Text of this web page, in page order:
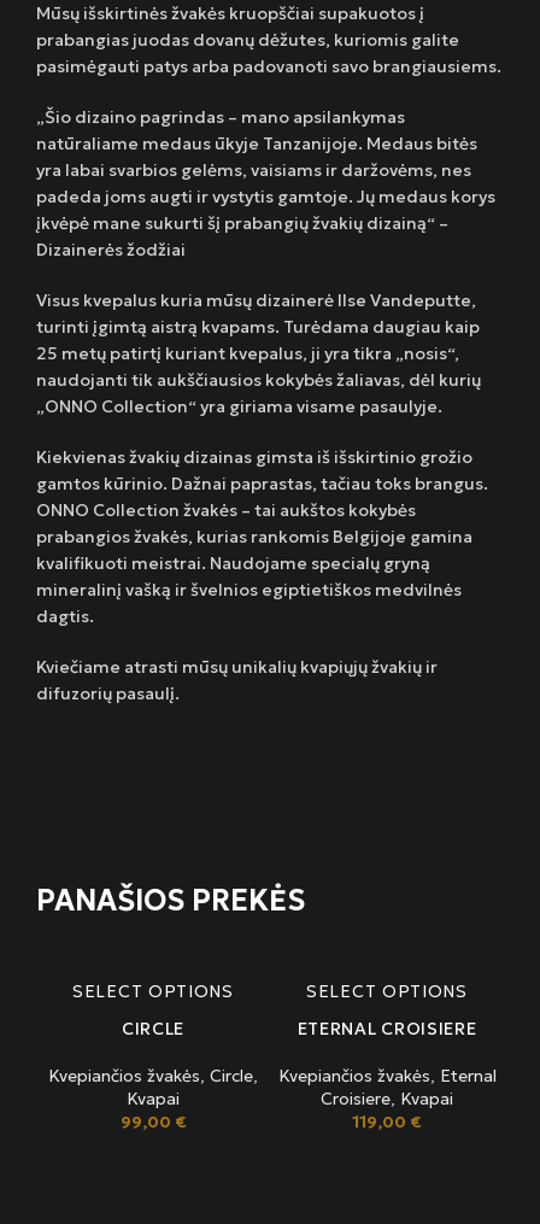
Mūsų išskirtinės žvakės kruopščiai supakuotos į
prabangias juodas dovanų dėžutes, kuriomis galite
pasimėgauti patys arba padovanoti savo brangiausiems.
„Šio dizaino pagrindas – mano apsilankymas
natūraliame medaus ūkyje Tanzanijoje. Medaus bitės
yra labai svarbios gelėms, vaisiams ir daržovėms, nes
padeda joms augti ir vystytis gamtoje. Jų medaus korys
įkvėpė mane sukurti šį prabangių žvakių dizainą“ –
Dizainerės žodžiai
Visus kvepalus kuria mūsų dizainerė Ilse Vandeputte,
turinti įgimtą aistrą kvapams. Turėdama daugiau kaip
25 metų patirtį kuriant kvepalus, ji yra tikra „nosis“,
naudojanti tik aukščiausios kokybės žaliavas, dėl kurių
„ONNO Collection“ yra giriama visame pasaulyje.
Kiekvienas žvakių dizainas gimsta iš išskirtinio grožio
gamtos kūrinio. Dažnai paprastas, tačiau toks brangus.
ONNO Collection žvakės – tai aukštos kokybės
prabangios žvakės, kurias rankomis Belgijoje gamina
kvalifikuoti meistrai. Naudojame specialų gryną
mineralinį vašką ir švelnios egiptietiškos medvilnės
dagtis.
Kviečiame atrasti mūsų unikalių kvapiųjų žvakių ir
difuzorių pasaulį.
PANAŠIOS PREKĖS
SELECT OPTIONS
CIRCLE
Kvepiančios žvakės, Circle,
Kvapai
99,00 €
SELECT OPTIONS
ETERNAL CROISIERE
Kvepiančios žvakės, Eternal
Croisiere, Kvapai
119,00 €